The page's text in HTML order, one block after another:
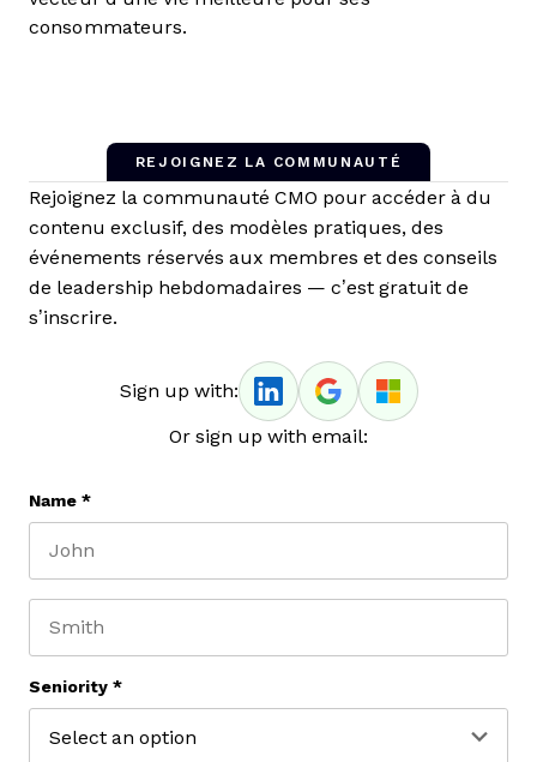
consommateurs.
REJOIGNEZ LA COMMUNAUTÉ
Rejoignez la communauté CMO pour accéder à du
contenu exclusif, des modèles pratiques, des
événements réservés aux membres et des conseils
de leadership hebdomadaires — c’est gratuit de
s’inscrire.
Sign up with:
Or sign up with email:
Name *
Seniority *